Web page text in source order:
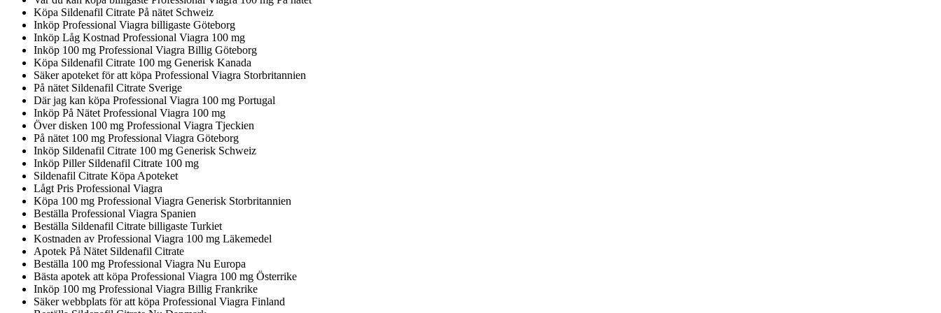
Köpa Sildenafil Citrate På nätet Schweiz
Inköp Professional Viagra billigaste Göteborg
Inköp Låg Kostnad Professional Viagra 100 mg
Inköp 100 mg Professional Viagra Billig Göteborg
Köpa Sildenafil Citrate 100 mg Generisk Kanada
Säker apoteket för att köpa Professional Viagra Storbritannien
På nätet Sildenafil Citrate Sverige
Där jag kan köpa Professional Viagra 100 mg Portugal
Inköp På Nätet Professional Viagra 100 mg
Över disken 100 mg Professional Viagra Tjeckien
På nätet 100 mg Professional Viagra Göteborg
Inköp Sildenafil Citrate 100 mg Generisk Schweiz
Inköp Piller Sildenafil Citrate 100 mg
Sildenafil Citrate Köpa Apoteket
Lågt Pris Professional Viagra
Köpa 100 mg Professional Viagra Generisk Storbritannien
Beställa Professional Viagra Spanien
Beställa Sildenafil Citrate billigaste Turkiet
Kostnaden av Professional Viagra 100 mg Läkemedel
Apotek På Nätet Sildenafil Citrate
Beställa 100 mg Professional Viagra Nu Europa
Bästa apotek att köpa Professional Viagra 100 mg Österrike
Inköp 100 mg Professional Viagra Billig Frankrike
Säker webbplats för att köpa Professional Viagra Finland